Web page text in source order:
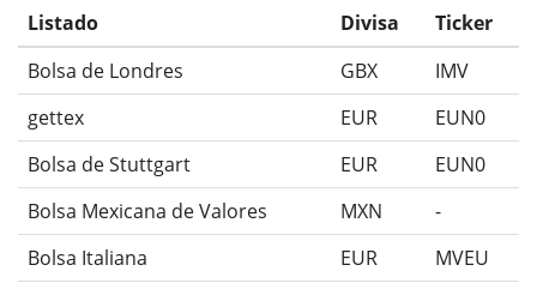
Listado Divisa
Ticker
Bolsa de Londres
GBX
IMV
gettex
EUR
EUN0
Bolsa de Stuttgart
EUR
EUN0
Bolsa Mexicana de Valores
MXN
-
Bolsa Italiana
EUR
MVEU